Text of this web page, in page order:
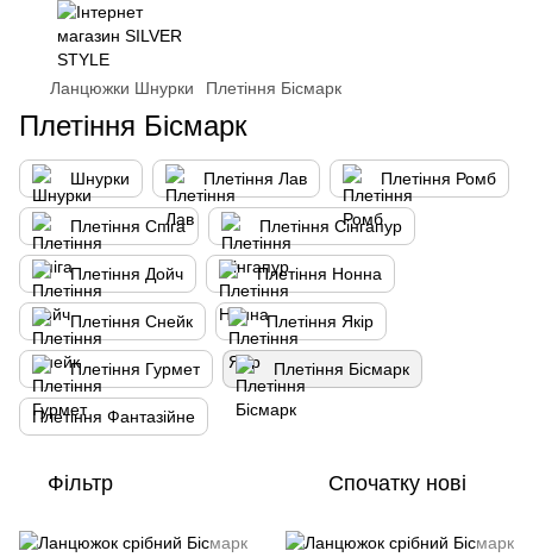
Ланцюжки Шнурки Плетіння Бісмарк
Плетіння Бісмарк
Шнурки Плетіння Лав Плетіння Ромб
Плетіння Спіга Плетіння Сінгапур
Плетіння Дойч Плетіння Нонна
Плетіння Снейк Плетіння Якір
Плетіння Гурмет Плетіння Бісмарк
Плетіння Фантазійне
Фільтр Спочатку нові